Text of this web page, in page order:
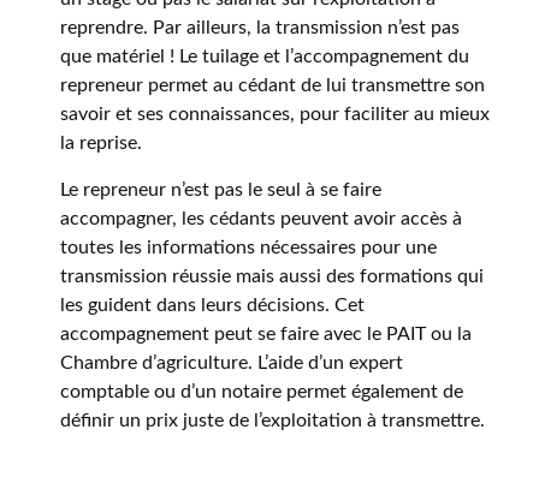
reprendre. Par ailleurs, la transmission n’est pas
que matériel ! Le tuilage et l’accompagnement du
repreneur permet au cédant de lui transmettre son
savoir et ses connaissances, pour faciliter au mieux
la reprise.
Le repreneur n’est pas le seul à se faire
accompagner, les cédants peuvent avoir accès à
toutes les informations nécessaires pour une
transmission réussie mais aussi des formations qui
les guident dans leurs décisions. Cet
accompagnement peut se faire avec le PAIT ou la
Chambre d’agriculture. L’aide d’un expert
comptable ou d’un notaire permet également de
définir un prix juste de l’exploitation à transmettre.